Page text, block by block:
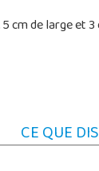
cm de large et
CE QUE